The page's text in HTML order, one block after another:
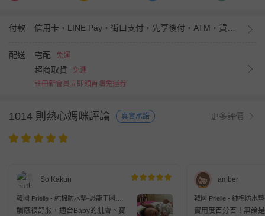
付款
配送 宅配 免運
超商取貨
免運
註冊新會員立即領首購免運券
1014 則熱心媽咪評論 真實承諾 更多評價
So Kakun
韓國 Prielle - 純棉防水墊-恐龍王國
(75*100cm)
觸感很舒服，適合Baby的肌膚。寶
amber
韓國 Prielle - 純棉防水
(75*100cm)
實用度百分百！無論